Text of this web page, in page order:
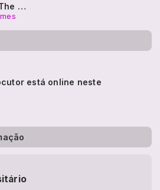
Escape (The Pina Colada Song)
está online neste